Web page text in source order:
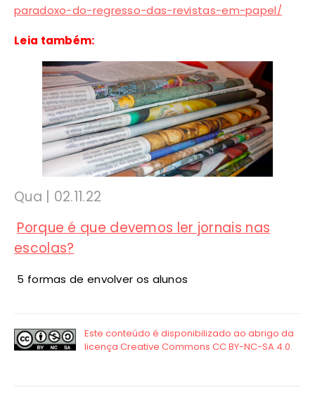
paradoxo-do-regresso-das-revistas-em-papel/
Leia também:
Qua | 02.11.22
Porque é que devemos ler jornais nas
escolas?
5 formas de envolver os alunos